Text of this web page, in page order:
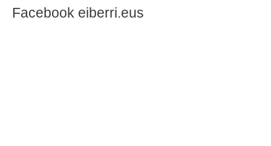
Facebook eiberri.eus